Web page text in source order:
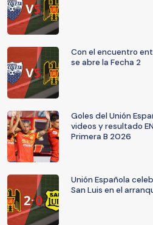
Con el encuentro
se abre la Fecha 2
Goles del Unión
videos y resultado
Primera B 2026
Unión Española
San Luis en el